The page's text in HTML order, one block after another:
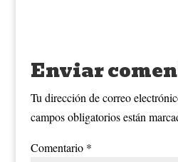
Enviar
Tu dirección de correo
campos obligatorios están
Comentario *